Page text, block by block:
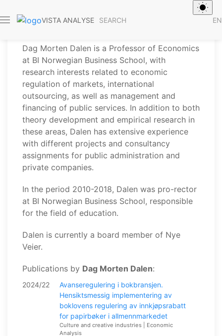
VISTA ANALYSE SEARCH EN
Dag Morten Dalen
Dag Morten Dalen is a Professor of Economics
at BI Norwegian Business School, with
research interests related to economic
regulation of markets, international
outsourcing, as well as management and
financing of public services. In addition to both
theory development and empirical research in
these areas, Dalen has extensive experience
with different projects and consultancy
assignments for public administration and
private companies.
In the period 2010-2018, Dalen was pro-rector
at BI Norwegian Business School, responsible
for the field of education.
Dalen is currently a board member of Nye
Veier.
Publications by Dag Morten Dalen:
2024/22
Avanseregulering i bokbransjen.
Hensiktsmessig implementering av
boklovens regulering av innkjøpsrabatt
for papirbøker i allmennmarkedet
Culture and creative industries | Economic
Analysis